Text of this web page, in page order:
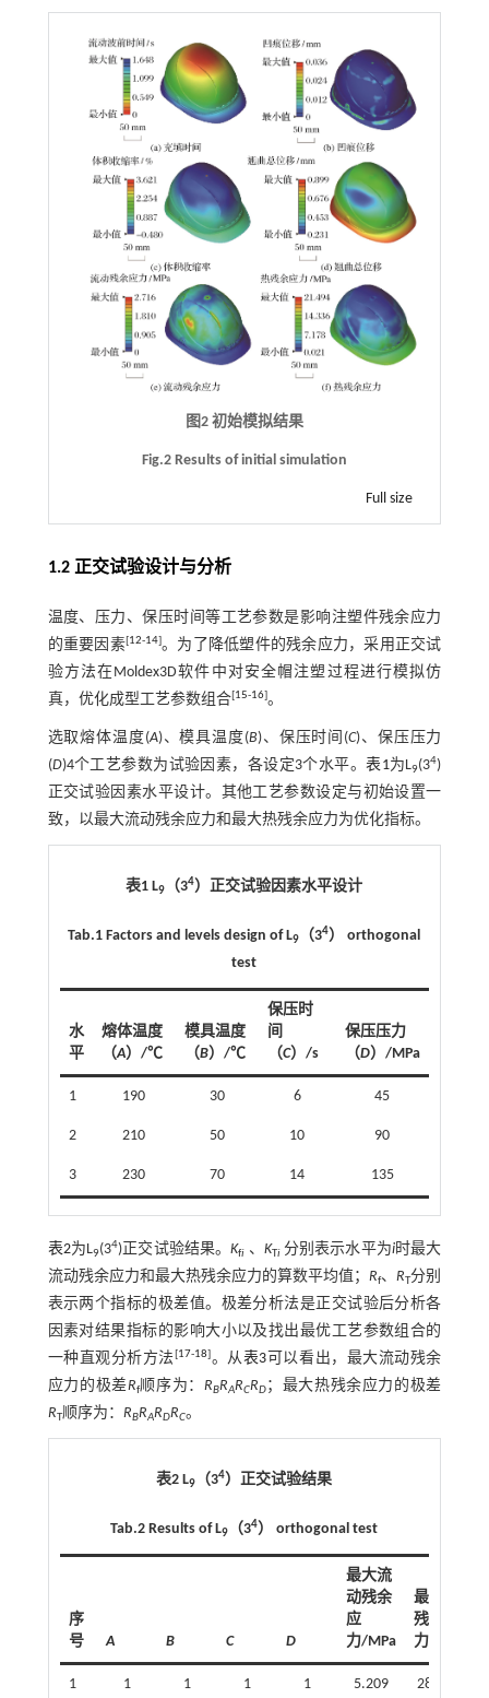
图2 初始模拟结果
Fig.2 Results of initial simulation
Full size
1.2 正交试验设计与分析
温度、压力、保压时间等工艺参数是影响注塑件残余应力
的重要因素[12-14]。为了降低塑件的残余应力，采用正交试
验方法在Moldex3D软件中对安全帽注塑过程进行模拟仿
真，优化成型工艺参数组合[15-16]。
选取熔体温度(A)、模具温度(B)、保压时间(C)、保压压力
(D)4个工艺参数为试验因素，各设定3个水平。表1为L9(34)
正交试验因素水平设计。其他工艺参数设定与初始设置一
致，以最大流动残余应力和最大热残余应力为优化指标。
表1 L9 （34）正交试验因素水平设计
Tab.1 Factors and levels design of L9 （34） orthogonal
test
水
平
熔体温度
（A）/℃
模具温度
（B）/℃
保压时
间
（C）/s
保压压力
（D）/MPa
1 190 30 6 45
2 210 50 10 90
3 230 70 14 135
表2为L9(34)正交试验结果。Kfi 、 KTi分别表示水平为i时最大
流动残余应力和最大热残余应力的算数平均值；Rf、RT分别
表示两个指标的极差值。极差分析法是正交试验后分析各
因素对结果指标的影响大小以及找出最优工艺参数组合的
一种直观分析方法[17-18]。从表3 可以看出，最大流动残余
应力的极差Rf顺序为： RBRARCRD；最大热残余应力的极差
RT顺序为： RBRARDRC。
表2 L9 （34）正交试验结果
Tab.2 Results of L9 （34） orthogonal test
序
号
A B C D
最大流
动残余
应
力/MPa
最大热
残余应
力/MPa
1 1 1 1 1 5.209 28.145